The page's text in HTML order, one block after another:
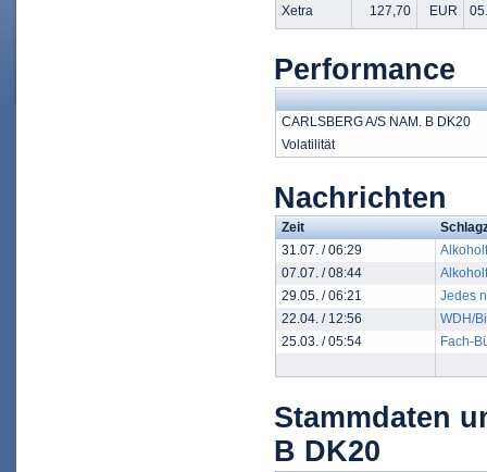
Xetra
127,70 EUR
Performance
CARLSBERG A/S NAM. B DK20
Volatilität
Nachrichten
Zeit
31.07. / 06:29
07.07. / 08:44
29.05. / 06:21
Jedes
22.04. / 12:56
WDH/
25.03. / 05:54
Fach-
Stammdaten
B DK20